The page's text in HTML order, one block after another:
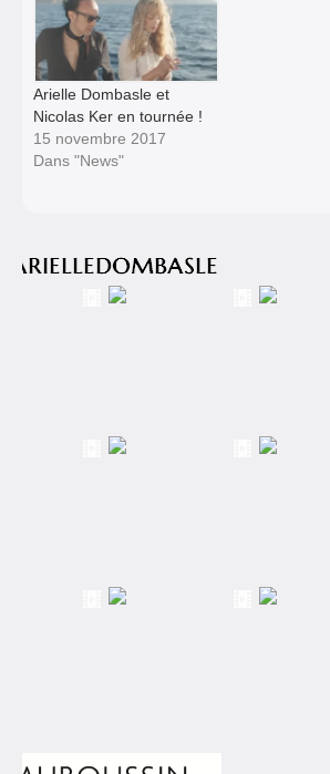
Arielle Dombasle et
Nicolas Ker en tournée !
15 novembre 2017
Dans "News"